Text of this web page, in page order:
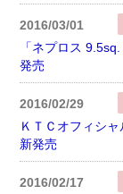
2016/03/01
「ネプロス
発売
2016/02/29
ＫＴＣオフィシ
新発売
2016/02/17